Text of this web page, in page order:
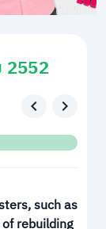
2552
such as
rebuilding